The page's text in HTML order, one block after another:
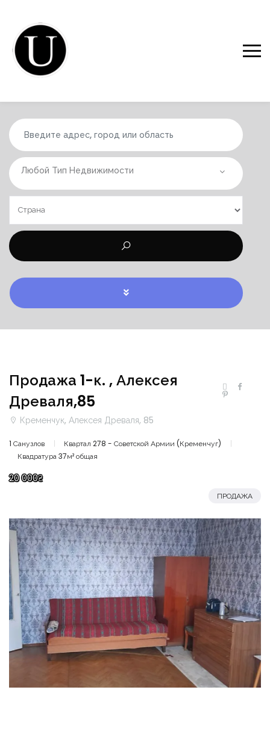
Любой Тип Недвижимости
Продажа 1-к. , Алексея
Древаля,85
Кременчук, Алексея Древаля, 85
1 Санузлов
Квартал 278 - Советской Армии (Кременчуг)
Квадратура 37м² общая
20 000₴
ПРОДАЖА